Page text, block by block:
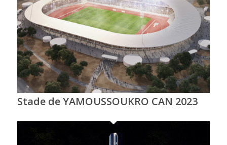
Stade de YAMOUSSOUKRO CAN 2023